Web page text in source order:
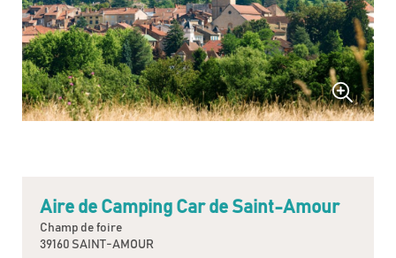
Aire de Camping Car de Saint-Amour
Champ de foire
39160 SAINT-AMOUR